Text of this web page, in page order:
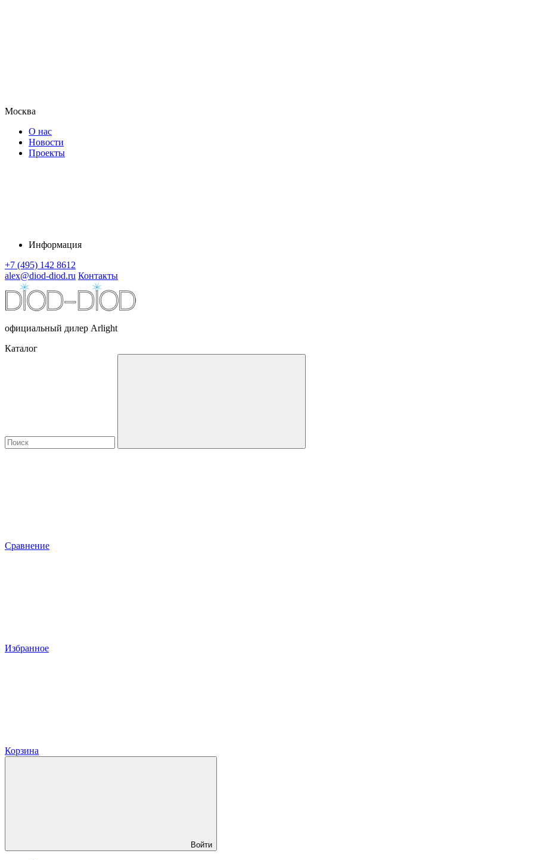
Москва
О нас
Новости
Проекты
Информация
+7 (495) 142 8612
alex@diod-diod.ru Контакты
официальный дилер Arlight
Каталог
Сравнение
Избранное
Корзина
Войти